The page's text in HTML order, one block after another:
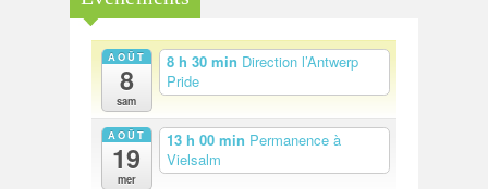
AOÛT
8
sam
8 h 30 min Direction l’Antwerp
Pride
AOÛT
19
mer
13 h 00 min Permanence à
Vielsalm